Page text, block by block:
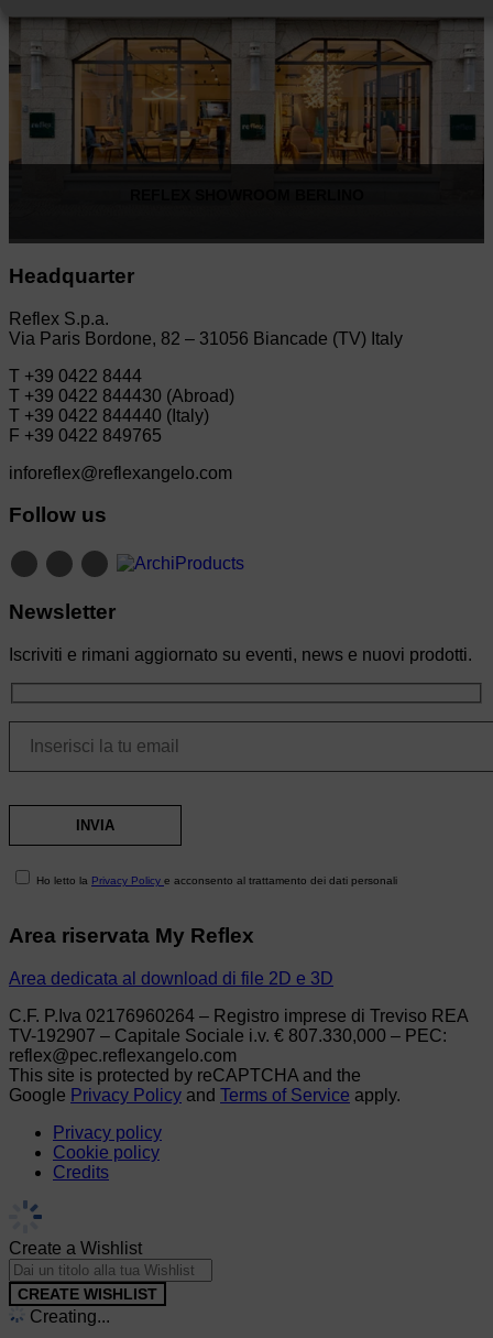
Headquarter
Reflex S.p.a.
Via Paris Bordone, 82 – 31056 Biancade (TV) Italy
T +39 0422 8444
T +39 0422 844430 (Abroad)
T +39 0422 844440 (Italy)
F +39 0422 849765
inforeflex@reflexangelo.com
Follow us
Newsletter
Iscriviti e rimani aggiornato su eventi, news e nuovi prodotti.
Ho letto la Privacy Policy e acconsento al trattamento dei dati personali
Area riservata My Reflex
Area dedicata al download di file 2D e 3D
C.F. P.Iva 02176960264 – Registro imprese di Treviso REA
TV-192907 – Capitale Sociale i.v. € 807.330,000 – PEC:
reflex@pec.reflexangelo.com
This site is protected by reCAPTCHA and the
Google Privacy Policy and Terms of Service apply.
Privacy policy
Cookie policy
Credits
Create a Wishlist
CREATE WISHLIST
Creating...